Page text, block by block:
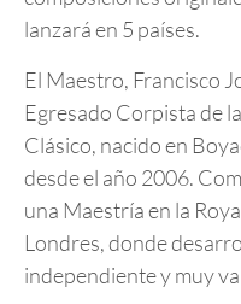
lanzará en 5 países.
El Maestro, Francisco
Egresado Corpista de
Clásico, nacido en
desde el año 2006.
una Maestría en la
Londres, donde
independiente y muy